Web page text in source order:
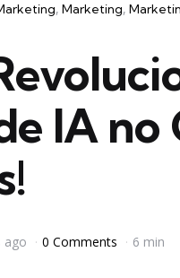
Marketing
IA no
ago 0 Comments 6 min